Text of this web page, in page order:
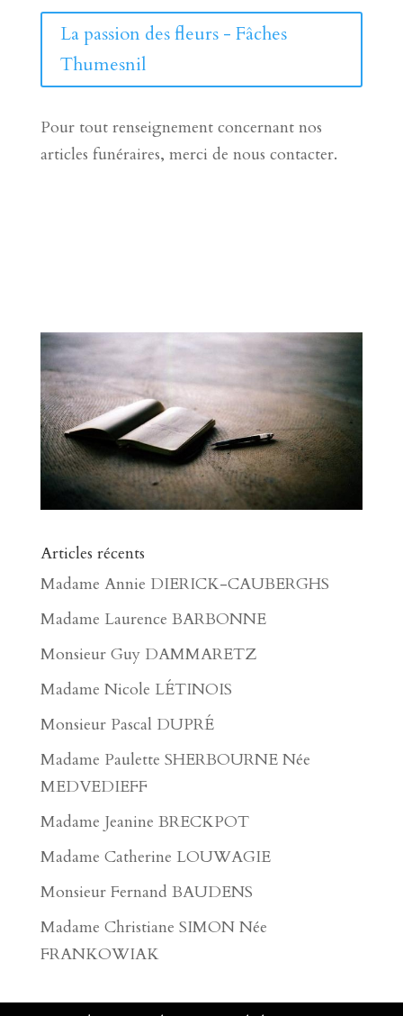
La passion des fleurs - Fâches
Thumesnil
Pour tout renseignement concernant nos
articles funéraires, merci de nous contacter.
Articles récents
Madame Annie DIERICK-CAUBERGHS
Madame Laurence BARBONNE
Monsieur Guy DAMMARETZ
Madame Nicole LÉTINOIS
Monsieur Pascal DUPRÉ
Madame Paulette SHERBOURNE Née
MEDVEDIEFF
Madame Jeanine BRECKPOT
Madame Catherine LOUWAGIE
Monsieur Fernand BAUDENS
Madame Christiane SIMON Née
FRANKOWIAK